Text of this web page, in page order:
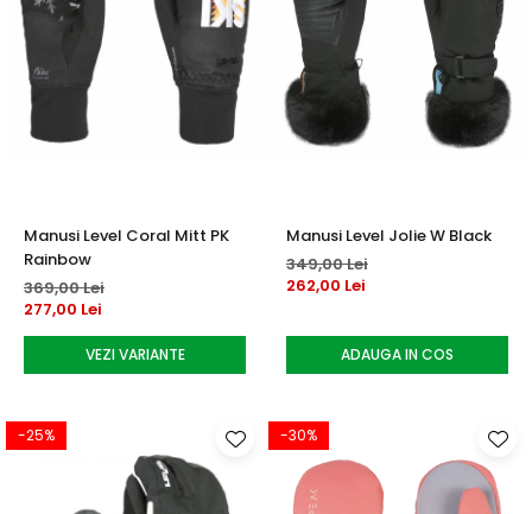
Manusi Level Coral Mitt PK
Rainbow
369,00 Lei
277,00 Lei
VEZI VARIANTE
Manusi Level Jolie W Black
349,00 Lei
262,00 Lei
ADAUGA IN COS
-25% -30%